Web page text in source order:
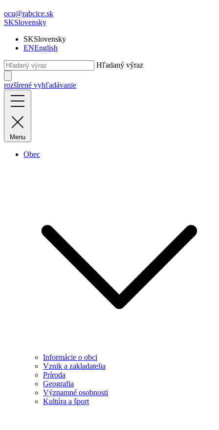
ocu@rabcice.sk
SKSlovensky
SKSlovensky
ENEnglish
Hľadaný výraz
rozšírené vyhľadávanie
Menu
Obec
Informácie o obci
Vznik a zakladatelia
Príroda
Geografia
Významné osobnosti
Kultúra a šport